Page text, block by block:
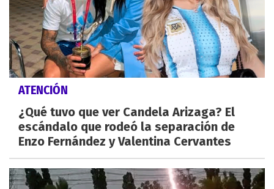
ATENCIÓN
¿Qué tuvo que ver Candela Arizaga? El
escándalo que rodeó la separación de
Enzo Fernández y Valentina Cervantes